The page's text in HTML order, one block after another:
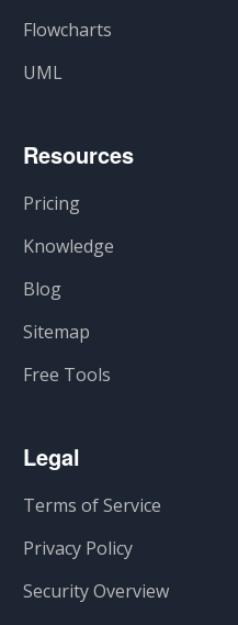
Flowcharts
UML
Resources
Pricing
Knowledge
Blog
Sitemap
Free Tools
Legal
Terms of Service
Privacy Policy
Security Overview